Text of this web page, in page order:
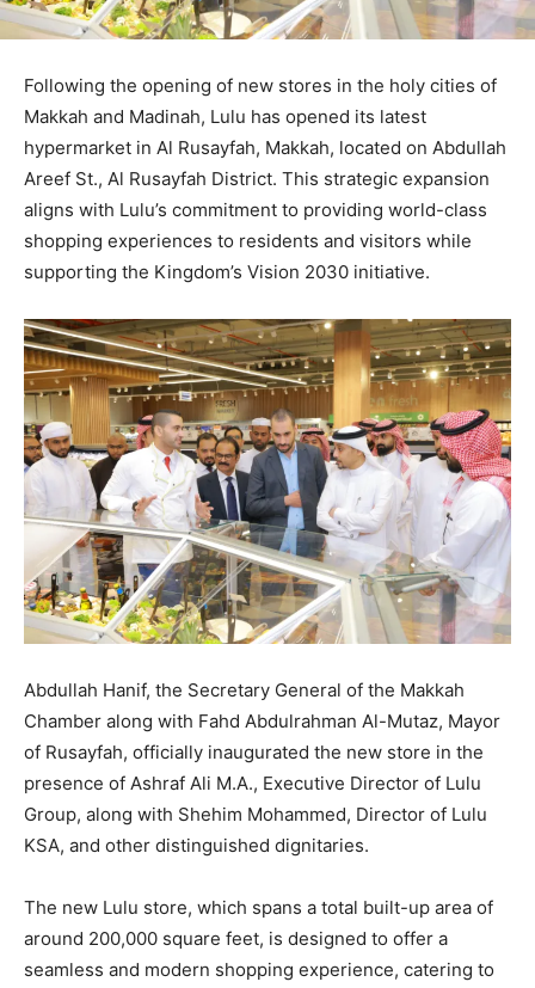
Following the opening of new stores in the holy cities of
Makkah and Madinah, Lulu has opened its latest
hypermarket in Al Rusayfah, Makkah, located on Abdullah
Areef St., Al Rusayfah District. This strategic expansion
aligns with Lulu’s commitment to providing world-class
shopping experiences to residents and visitors while
supporting the Kingdom’s Vision 2030 initiative.
Abdullah Hanif, the Secretary General of the Makkah
Chamber along with Fahd Abdulrahman Al-Mutaz, Mayor
of Rusayfah, officially inaugurated the new store in the
presence of Ashraf Ali M.A., Executive Director of Lulu
Group, along with Shehim Mohammed, Director of Lulu
KSA, and other distinguished dignitaries.
The new Lulu store, which spans a total built-up area of
around 200,000 square feet, is designed to offer a
seamless and modern shopping experience, catering to